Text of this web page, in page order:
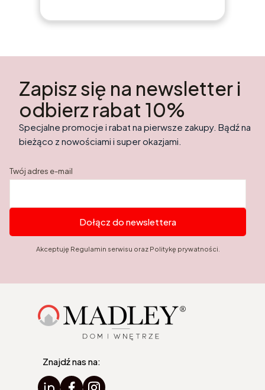
Zapisz się na newsletter i
odbierz rabat 10%
Specjalne promocje i rabat na pierwsze zakupy. Bądź na
bieżąco z nowościami i super okazjami.
Twój adres e-mail
Dołącz do newslettera
Akceptuję Regulamin serwisu oraz Politykę prywatności.
Znajdź nas na: